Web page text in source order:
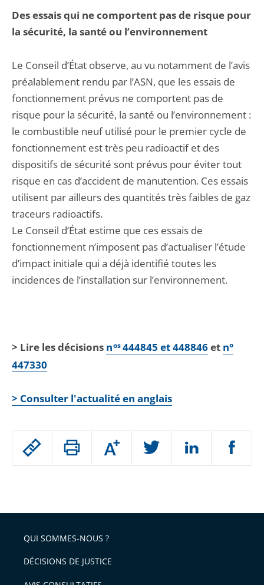
Passer
arriver
après
Augmenter
ou
l'article
pour
Des essais qui ne comportent pas de risque pour
la sécurité, la santé ou l’environnement
Le Conseil d’État observe, au vu notamment de l’avis
préalablement rendu par l’ASN, que les essais de
fonctionnement prévus ne comportent pas de
risque pour la sécurité, la santé ou l’environnement :
le combustible neuf utilisé pour le premier cycle de
fonctionnement est très peu radioactif et des
dispositifs de sécurité sont prévus pour éviter tout
risque en cas d’accident de manutention. Ces essais
utilisent par ailleurs des quantités très faibles de gaz
traceurs radioactifs.
Le Conseil d’État estime que ces essais de
fonctionnement n’imposent pas d’actualiser l’étude
d’impact initiale qui a déjà identifié toutes les
incidences de l’installation sur l’environnement.
> Lire les décisions nos444845 et 448846et n°
447330
> Consulter l'actualité en anglais
QUI SOMMES-NOUS ?
DÉCISIONS DE JUSTICE